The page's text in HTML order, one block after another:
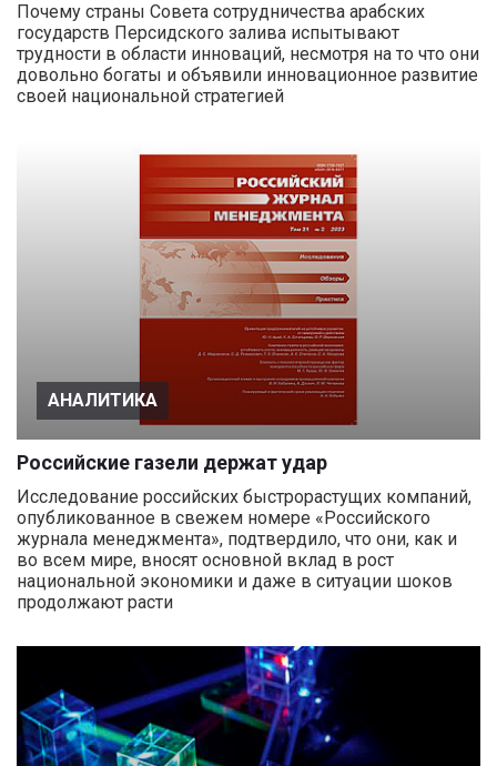
Почему страны Совета сотрудничества арабских
государств Персидского залива испытывают
трудности в области инноваций, несмотря на то что они
довольно богаты и объявили инновационное развитие
своей национальной стратегией
АНАЛИТИКА
Российские газели держат удар
Исследование российских быстрорастущих компаний,
опубликованное в свежем номере «Российского
журнала менеджмента», подтвердило, что они, как и
во всем мире, вносят основной вклад в рост
национальной экономики и даже в ситуации шоков
продолжают расти